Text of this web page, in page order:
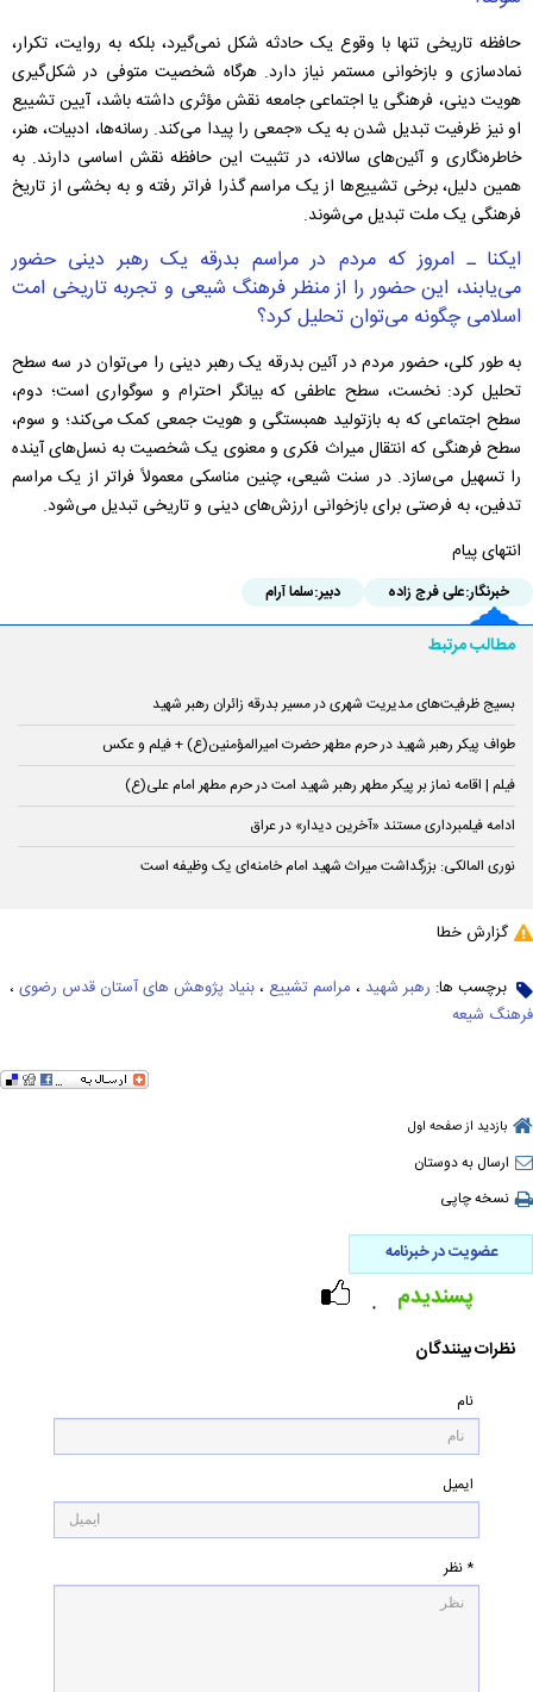
حافظه تاریخی تنها با وقوع یک حادثه شکل نمی‌گیرد، بلکه به روایت، تکرار،
نمادسازی و بازخوانی مستمر نیاز دارد. هرگاه شخصیت متوفی در شکل‌گیری
هویت دینی، فرهنگی یا اجتماعی جامعه نقش مؤثری داشته باشد، آیین تشییع
او نیز ظرفیت تبدیل شدن به یک «جمعی را پیدا می‌کند. رسانه‌ها، ادبیات، هنر،
خاطره‌نگاری و آئین‌های سالانه، در تثبیت این حافظه نقش اساسی دارند. به
همین دلیل، برخی تشییع‌ها از یک مراسم گذرا فراتر رفته و به بخشی از تاریخ
فرهنگی یک ملت تبدیل می‌شوند.
ایکنا ـ امروز که مردم در مراسم بدرقه یک رهبر دینی حضور
می‌یابند، این حضور را از منظر فرهنگ شیعی و تجربه تاریخی امت
اسلامی چگونه می‌توان تحلیل کرد؟
به طور کلی، حضور مردم در آئین بدرقه یک رهبر دینی را می‌توان در سه سطح
تحلیل کرد: نخست، سطح عاطفی که بیانگر احترام و سوگواری است؛ دوم،
سطح اجتماعی که به بازتولید همبستگی و هویت جمعی کمک می‌کند؛ و سوم،
سطح فرهنگی که انتقال میراث فکری و معنوی یک شخصیت به نسل‌های آینده
را تسهیل می‌سازد. در سنت شیعی، چنین مناسکی معمولاً فراتر از یک مراسم
تدفین، به فرصتی برای بازخوانی ارزش‌های دینی و تاریخی تبدیل می‌شود.
انتهای پیام
خبرنگار:علی فرج زاده دبیر:سلما آرام
مطالب مرتبط
بسیج ظرفیت‌های مدیریت شهری در مسیر بدرقه زائران رهبر شهید
طواف پیکر رهبر شهید در حرم مطهر حضرت اميرالمؤمنين(ع) + فیلم و عکس
فیلم | اقامه نماز بر پیکر مطهر رهبر شهید امت در حرم مطهر امام علی(ع)
ادامه فیلمبرداری مستند «آخرین دیدار» در عراق
نوری المالکی: بزرگداشت میراث شهید امام خامنه‌ای یک وظیفه است
گزارش خطا
برچسب ها: رهبر شهید ، مراسم تشییع ، بنیاد پژوهش های آستان قدس رضوی ،
فرهنگ شیعه
بازدید از صفحه اول
ارسال به دوستان
نسخه چاپی
عضویت در خبرنامه
۰ پسندیدم
نظرات بینندگان
نام
ایمیل
* نظر